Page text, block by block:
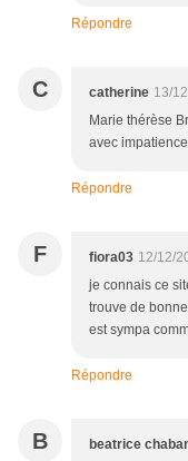
Répondre
C catherine 13/
Marie thérèse
avec
Répondre
F fiora03 12/12/
je connais ce
trouve de
est sympa
Répondre
B beatrice